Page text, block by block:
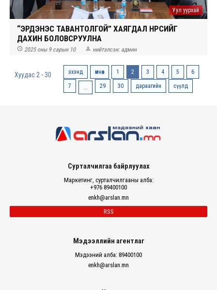
Уул уурхай
“ЭРДЭНЭС ТАВАНТОЛГОЙ” ХАЯГДАЛ НҮҮРСИЙГ
ДАХИН БОЛОВСРУУЛНА
 2025 оны 9 сарын 10  нийтэлсэн: админ
Хуудас 2 - 30 эхэнд өмнөх 1 2 3 4 5 6
7 ... 29 30 дараагийн сүүлд
Сурталчилгаа байрлуулах
Маркетинг, сурталчилгааны алба:
+976 89400100
enkh@arslan.mn
RSS
Мэдээллийн агентлаг
Мэдээний алба: 89400100
enkh@arslan.mn